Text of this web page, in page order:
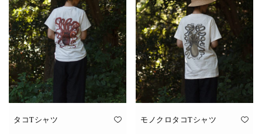
タコTシャツ モノクロタコTシャツ